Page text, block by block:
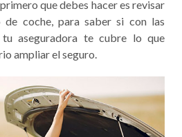
que debes hacer es revisar
coche, para saber si con las
tu aseguradora te cubre lo que
ampliar el seguro.